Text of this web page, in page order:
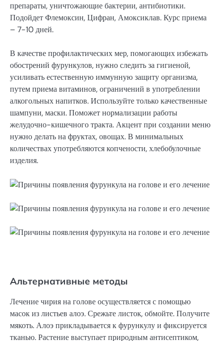
препараты, уничтожающие бактерии, антибиотики.
Подойдет Флемоксин, Цифран, Амоксиклав. Курс приема
– 7-10 дней.
В качестве профилактических мер, помогающих избежать
обострений фурункулов, нужно следить за гигиеной,
усиливать естественную иммунную защиту организма,
путем приема витаминов, ограничений в употреблении
алкогольных напитков. Используйте только качественные
шампуни, маски. Поможет нормализации работы
желудочно-кишечного тракта. Акцент при создании меню
нужно делать на фруктах, овощах. В минимальных
количествах употребляются копчености, хлебобулочные
изделия.
Альтернативные методы
Лечение чирия на голове осуществляется с помощью
масок из листьев алоэ. Срежьте листок, обмойте. Получите
мякоть. Алоэ прикладывается к фурункулу и фиксируется
тканью. Растение выступает природным антисептиком,